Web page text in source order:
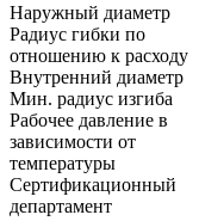
Наружный диаметр
Радиус гибки по
отношению к расходу
Внутренний диаметр
Мин. радиус изгиба
Рабочее давление в
зависимости от
температуры
Сертификационный
департамент